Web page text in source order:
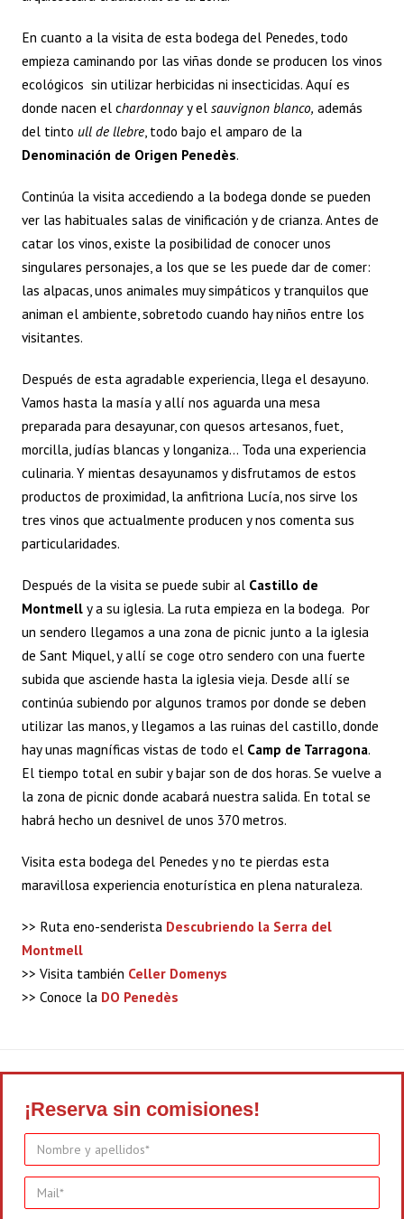
En cuanto a la visita de esta bodega del Penedes, todo
empieza caminando por las viñas donde se producen los vinos
ecológicos sin utilizar herbicidas ni insecticidas. Aquí es
donde nacen el chardonnayy el sauvignon blanco, además
del tinto ull de llebre, todo bajo el amparo de la
Denominación de Origen Penedès.
Continúa la visita accediendo a la bodega donde se pueden
ver las habituales salas de vinificación y de crianza. Antes de
catar los vinos, existe la posibilidad de conocer unos
singulares personajes, a los que se les puede dar de comer:
las alpacas, unos animales muy simpáticos y tranquilos que
animan el ambiente, sobretodo cuando hay niños entre los
visitantes.
Después de esta agradable experiencia, llega el desayuno.
Vamos hasta la masía y allí nos aguarda una mesa
preparada para desayunar, con quesos artesanos, fuet,
morcilla, judías blancas y longaniza… Toda una experiencia
culinaria. Y mientas desayunamos y disfrutamos de estos
productos de proximidad, la anfitriona Lucía, nos sirve los
tres vinos que actualmente producen y nos comenta sus
particularidades.
Después de la visita se puede subir al Castillo de
Montmell y a su iglesia. La ruta empieza en la bodega. Por
un sendero llegamos a una zona de picnic junto a la iglesia
de Sant Miquel, y allí se coge otro sendero con una fuerte
subida que asciende hasta la iglesia vieja. Desde allí se
continúa subiendo por algunos tramos por donde se deben
utilizar las manos, y llegamos a las ruinas del castillo, donde
hay unas magníficas vistas de todo el Camp de Tarragona.
El tiempo total en subir y bajar son de dos horas. Se vuelve a
la zona de picnic donde acabará nuestra salida. En total se
habrá hecho un desnivel de unos 370 metros.
Visita esta bodega del Penedes y no te pierdas esta
maravillosa experiencia enoturística en plena naturaleza.
>> Ruta eno-senderista Descubriendo la Serra del
Montmell
>> Visita también Celler Domenys
>> Conoce la DO Penedès
¡Reserva sin comisiones!